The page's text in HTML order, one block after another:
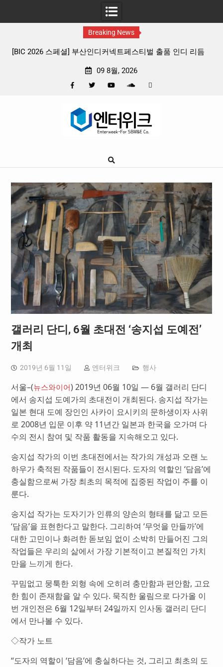
Breaking News
판타지 케이팝 애니메이션 ‘고스트밴드’ 8월 26일(수) 개봉
09 8월, 2026
Google
갤러리 단디, 6월 초대전 ‘송지섭 도예전’
개최
2019년 6월 11일 엔터위크 행사
서울–(뉴스와이어) 2019년 06월 10일 — 6월 갤러리 단디
에서 송지섭 도예가의 초대전이 개최된다. 송지섭 작가는
일본 현대 도예 장인인 사카이 요시키의 문하생이자 사위
로 2008년 입문 이후 약 11년간 일본과 한국을 오가며 다
수의 전시 참여 및 작품 활동을 지속해오고 있다.
송지섭 작가의 이번 초대전에서는 작가의 개성과 오랜 노
하우가 축적된 작품들이 전시된다. 도자의 역할인 ‘담음’에
충실함으로써 가장 최초의 목적에 집중된 작업이 주를 이
룬다.
송지섭 작가는 도자기가 인류의 양손의 형태를 닮고 모든
‘담음’을 표현한다고 말한다. 그리하여 ‘무엇을 만들까’에
대한 고민이나 화려한 돋보임 없이 소박히 만들어진 그의
작업들은 우리의 삶에서 가장 기본적이고 본질적인 가치
만을 느끼게 한다.
꾸밈없고 뭉툭한 외형 속에 오히려 충만함과 편안함, 고요
한 힘이 존재함을 알 수 있다. 묵직한 울림으로 다가올 이
번 개인전은 6월 12일부터 24일까지 인사동 갤러리 단디
에서 만나볼 수 있다.
◇작가 노트
“도자의 역할이 ‘담음’에 충실하다는 것, 그리고 최초의 도